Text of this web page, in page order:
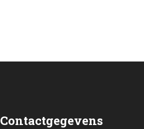
Contactgegevens